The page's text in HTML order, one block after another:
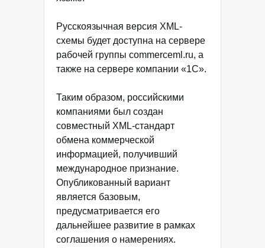
Русскоязычная версия XML-
схемы будет доступна на сервере
рабочей группы commerceml.ru, а
также на сервере компании «1С».
Таким образом, российскими
компаниями был создан
совместный XML-стандарт
обмена коммерческой
информацией, получивший
международное признание.
Опубликованный вариант
является базовым,
предусматривается его
дальнейшее развитие в рамках
соглашения о намерениях.